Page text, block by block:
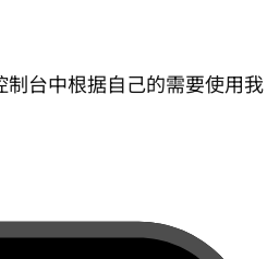
制台中根据自己的需要使用我